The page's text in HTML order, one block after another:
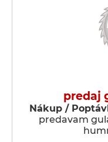
predaj
Nákup /
predavam